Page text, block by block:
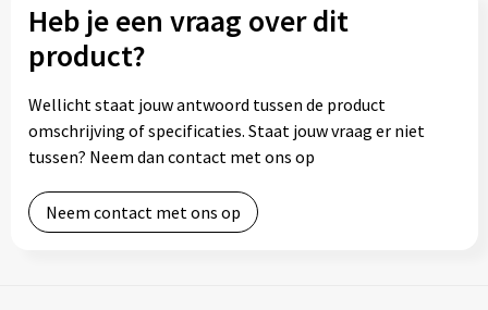
Heb je een vraag over dit
product?
Wellicht staat jouw antwoord tussen de product
omschrijving of specificaties. Staat jouw vraag er niet
tussen? Neem dan contact met ons op
Neem contact met ons op